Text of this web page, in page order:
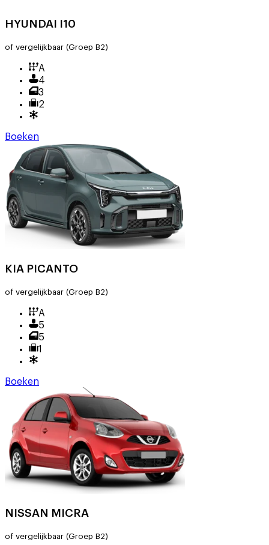
HYUNDAI I10
of vergelijkbaar (Groep B2)
A
4
3
2
Boeken
KIA PICANTO
of vergelijkbaar (Groep B2)
A
5
5
1
Boeken
NISSAN MICRA
of vergelijkbaar (Groep B2)